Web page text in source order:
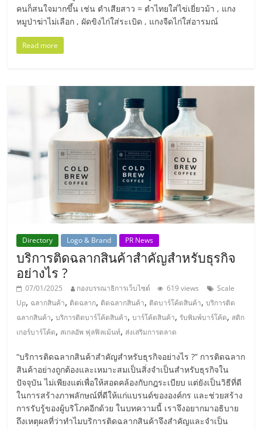
ทุน
ไว,
ปรึกษา
การ
ลงทุน
และ
ขยาย
สา
ขา
แฟ
รน
ไชส์,
คนก็สนใจมากขึ้น เช่น ตำเสียสาว = ตำไทยใส่ไข่เยี่ยวม้า , แกง
หมูป่าฆ่าไม่เลือก , ผัดขิงไก่ใส่ระเบิด , แกงจืดไก่ใส่อารมณ์
Read more
Directory Logo & Brand PR News
บริการติดฉลากสินค้าสำคัญสำหรับธุรกิจ
อย่างไร ?
07/01/2025 กองบรรณาธิการเว็บไซต์ 619 views
Scale
Up, ฉลากสินค้า, ติดฉลาก, ติดฉลากสินค้า, ติดบาร์โค้ดสินค้า,บริการติด
ฉลากสินค้า,บริการติดบาร์โค้ดสินค้า,บาร์โค้ดสินค้า, รับพิมพ์บาร์โค้ด, สติก
เกอร์บาร์โค้ด, สเกลอัพ ฟุลฟิลเม้นท์, ส่งเสริมการตลาด
“บริการติดฉลากสินค้าสำคัญสำหรับธุรกิจอย่างไร ?” การติดฉลาก
สินค้าอย่างถูกต้องและเหมาะสมเป็นสิ่งจำเป็นสำหรับธุรกิจใน
ปัจจุบัน ไม่เพียงแต่เพื่อให้สอดคล้องกับกฎระเบียบ แต่ยังเป็นวิธีที่ดี
ในการสร้างภาพลักษณ์ที่ดีให้แก่แบรนด์ขององค์กร และช่วยสร้าง
การรับรู้ของผู้บริโภคอีกด้วย ในบทความนี้ เราจึงอยากมาอธิบาย
ถึงเหตุผลที่ว่าทำไมบริการติดฉลากสินค้าจึงสำคัญและจำเป็น